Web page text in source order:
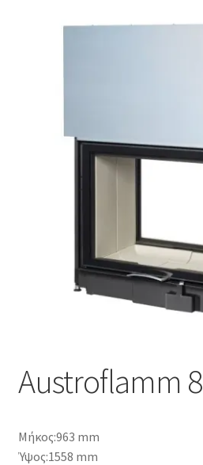
Austroflamm
Μήκος:963 mm
Ύψος:1558 mm